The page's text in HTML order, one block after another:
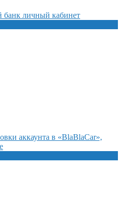
банк личный кабинет
аккаунта в «BlaBlaCar»,